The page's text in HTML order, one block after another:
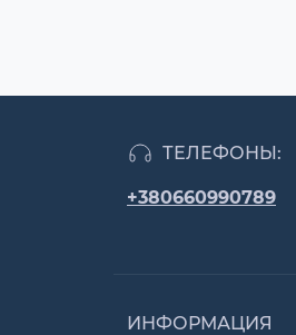
ТЕЛЕФОНЫ:
+380660990789
ИНФОРМАЦИЯ